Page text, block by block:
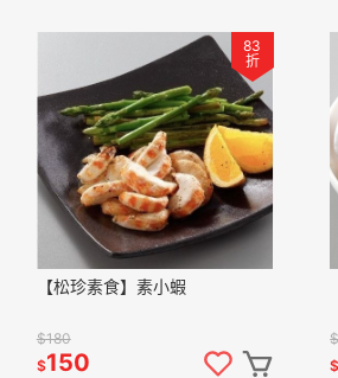
83
折
【松珍素食】素小蝦
$180
$150
$